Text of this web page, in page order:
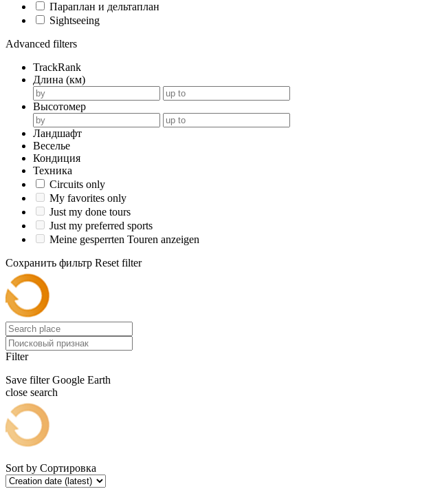
Параплан и дельтаплан
Sightseeing
Advanced filters
TrackRank
Длина (км)
Высотомер
Ландшафт
Веселье
Кондиция
Техника
Circuits only
My favorites only
Just my done tours
Just my preferred sports
Meine gesperrten Touren anzeigen
Сохранить фильтр Reset filter
Filter
Save filter Google Earth
close search
Sort by Сортировка